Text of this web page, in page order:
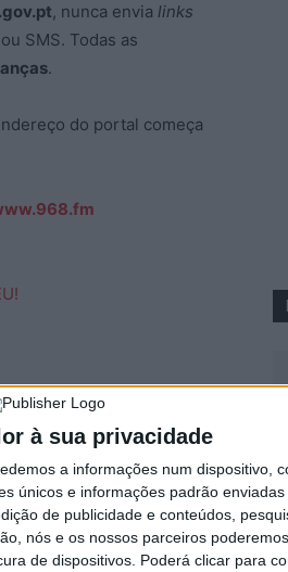
à sua privacidade
a informações num dispositivo,
únicos e informações padrão
de publicidade e conteúdos,
nós e os nossos parceiros
de dispositivos. Poderá clicar para
, nunca envia links
SMS. Todas as
.
do portal começa
Próximo artigo
6